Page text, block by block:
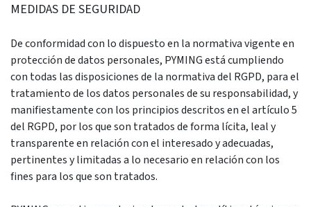
MEDIDAS DE SEGURIDAD
De conformidad con lo dispuesto en la normativa vigente en
protección de datos personales, PYMING está cumpliendo
con todas las disposiciones de la normativa del RGPD, para el
tratamiento de los datos personales de su responsabilidad, y
manifiestamente con los principios descritos en el artículo 5
del RGPD, por los que son tratados de forma lícita, leal y
transparente en relación con el interesado y adecuadas,
pertinentes y limitadas a lo necesario en relación con los
fines para los que son tratados.